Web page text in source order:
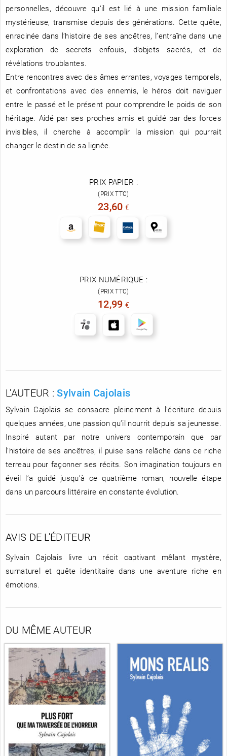
personnelles, découvre qu’il est lié à une mission familiale
mystérieuse, transmise depuis des générations. Cette quête,
enracinée dans l’histoire de ses ancêtres, l’entraîne dans une
exploration de secrets enfouis, d’objets sacrés, et de
révélations troublantes.
Entre rencontres avec des âmes errantes, voyages temporels,
et confrontations avec des ennemis, le héros doit naviguer
entre le passé et le présent pour comprendre le poids de son
héritage. Aidé par ses proches amis et guidé par des forces
invisibles, il cherche à accomplir la mission qui pourrait
changer le destin de sa lignée.
PRIX PAPIER :
(PRIX TTC)
23,60 €
PRIX NUMÉRIQUE :
(PRIX TTC)
12,99 €
L'AUTEUR :Sylvain Cajolais
Sylvain Cajolais se consacre pleinement à l’écriture depuis
quelques années, une passion qu’il nourrit depuis sa jeunesse.
Inspiré autant par notre univers contemporain que par
l’histoire de ses ancêtres, il puise sans relâche dans ce riche
terreau pour façonner ses récits. Son imagination toujours en
éveil l’a guidé jusqu’à ce quatrième roman, nouvelle étape
dans un parcours littéraire en constante évolution.
AVIS DE L'ÉDITEUR
Sylvain Cajolais livre un récit captivant mêlant mystère,
surnaturel et quête identitaire dans une aventure riche en
émotions.
DU MÊME AUTEUR